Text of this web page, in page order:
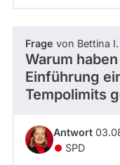
Frage von Bettina
Warum
Einführung
Tempolimits
Antwort
SPD